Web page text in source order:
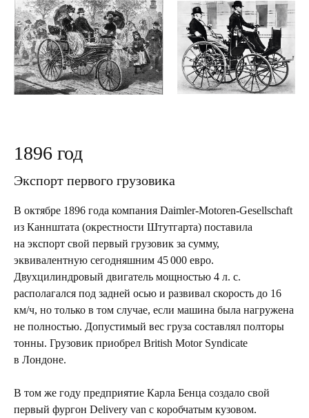
1896 год
Экспорт первого грузовика
В октябре 1896 года компания Daimler-Motoren-Gesellschaft
из Каннштата (окрестности Штутгарта) поставила
на экспорт свой первый грузовик за сумму,
эквивалентную сегодняшним 45 000 евро.
Двухцилиндровый двигатель мощностью 4 л. с.
располагался под задней осью и развивал скорость до 16
км/ч, но только в том случае, если машина была нагружена
не полностью. Допустимый вес груза составлял полторы
тонны. Грузовик приобрел British Motor Syndicate
в Лондоне.
В том же году предприятие Карла Бенца создало свой
первый фургон Delivery van с коробчатым кузовом.